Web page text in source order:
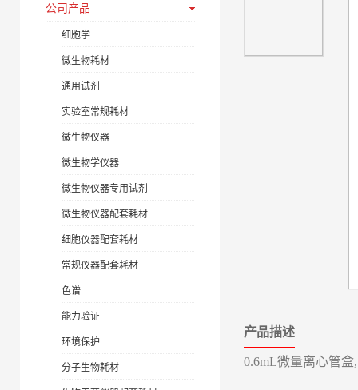
公司产品
细胞学
微生物耗材
通用试剂
实验室常规耗材
微生物仪器
微生物学仪器
微生物仪器专用试剂
微生物仪器配套耗材
细胞仪器配套耗材
常规仪器配套耗材
色谱
能力验证
环境保护
分子生物耗材
产品描述
0.6mL微量离心管盒